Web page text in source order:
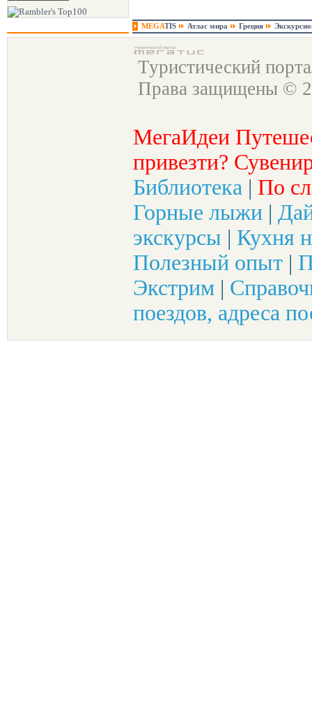
MEGATIS Атлас мира Греция
Туристический
Права защищены ©
МегаИдеи
привезти?
Библиотека | По
Горные лыжи |
экскурсы | Кухня
Полезный опыт |
Экстрим |
поездов, адреса